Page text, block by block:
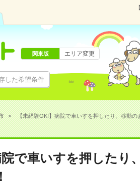
した希望条件
関東版 エリア変更
【未経験OK!】病院で車いすを押したり、移動
院で車いすを押したり